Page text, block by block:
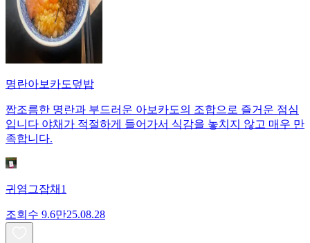
명란아보카도덮밥
짭조름한 명란과 부드러운 아보카도의 조합으로 즐거운 점심
입니다 야채가 적절하게 들어가서 식감을 놓치지 않고 매우 만
족합니다.
귀염그잡채1
조회수 9.6만25.08.28